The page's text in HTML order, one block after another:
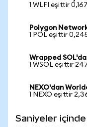
1 WLFI eşittir
Polygon
1 POL eşittir
Wrapped
1 WSOL eşittir
NEXO'dan
1 NEXO eşittir
Saniyeler